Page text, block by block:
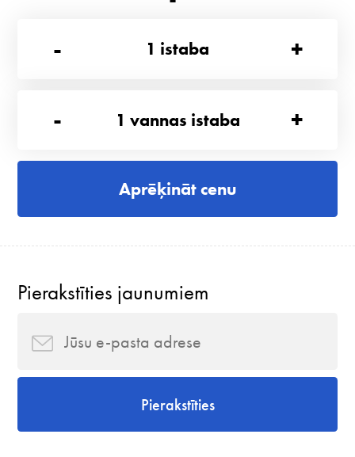
-
1 istaba +
- 1 vannas istaba +
Aprēķināt cenu
Pierakstīties jaunumiem
Pierakstīties